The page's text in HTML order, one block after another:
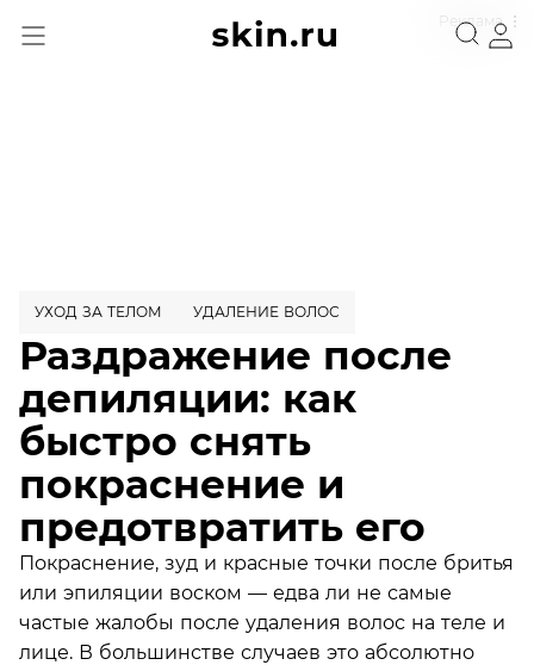
Реклама
УХОД ЗА ТЕЛОМ УДАЛЕНИЕ ВОЛОС
Раздражение после
депиляции: как
быстро снять
покраснение и
предотвратить его
Покраснение, зуд и красные точки после бритья
или эпиляции воском — едва ли не самые
частые жалобы после удаления волос на теле и
лице. В большинстве случаев это абсолютно